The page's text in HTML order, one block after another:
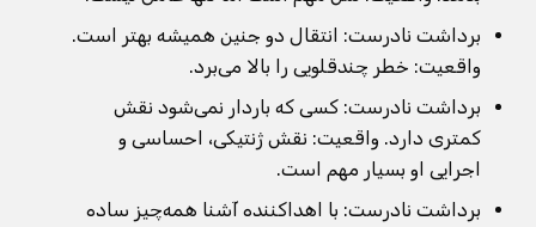
برداشت نادرست: انتقال دو جنین همیشه بهتر است.
واقعیت: خطر چندقلویی را بالا می‌برد.
برداشت نادرست: کسی که باردار نمی‌شود نقش
کمتری دارد. واقعیت: نقش ژنتیکی، احساسی و
اجرایی او بسیار مهم است.
برداشت نادرست: با اهداکننده آشنا همه‌چیز ساده